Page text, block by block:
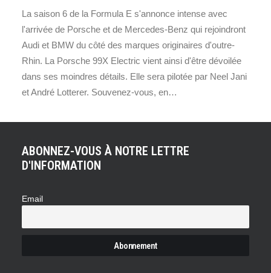
La saison 6 de la Formula E s'annonce intense avec
l'arrivée de Porsche et de Mercedes-Benz qui rejoindront
Audi et BMW du côté des marques originaires d'outre-
Rhin. La Porsche 99X Electric vient ainsi d'être dévoilée
dans ses moindres détails. Elle sera pilotée par Neel Jani
et André Lotterer. Souvenez-vous, en…
ABONNEZ-VOUS À NOTRE LETTRE
D'INFORMATION
Email